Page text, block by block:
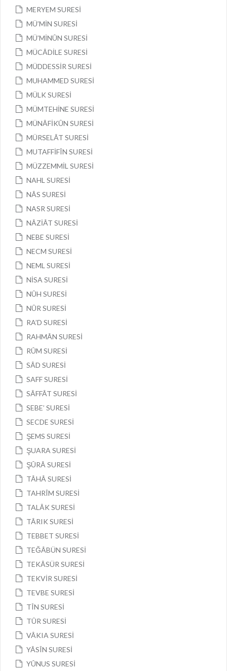
MERYEM SURESİ
MÜ’MİN SURESİ
MÜ’MİNÛN SURESİ
MÜCÂDİLE SURESİ
MÜDDESSİR SURESİ
MUHAMMED SURESİ
MÜLK SURESİ
MÜMTEHİNE SURESİ
MÜNÂFİKÛN SURESİ
MÜRSELÂT SURESİ
MUTAFFİFÎN SURESİ
MÜZZEMMİL SURESİ
NAHL SURESİ
NÂS SURESİ
NASR SURESİ
NÂZİÂT SURESİ
NEBE SURESİ
NECM SURESİ
NEML SURESİ
NİSA SURESİ
NÛH SURESİ
NÛR SURESİ
RA’D SURESİ
RAHMÂN SURESİ
RÛM SURESİ
SÂD SURESİ
SAFF SURESİ
SÂFFÂT SURESİ
SEBE’ SURESİ
SECDE SURESİ
ŞEMS SURESİ
ŞUARA SURESİ
ŞÛRÂ SURESİ
TÂHÂ SURESİ
TAHRÎM SURESİ
TALÂK SURESİ
TÂRIK SURESİ
TEBBET SURESİ
TEĞÂBÜN SURESİ
TEKÂSÜR SURESİ
TEKVİR SURESİ
TEVBE SURESİ
TÎN SURESİ
TÛR SURESİ
VÂKIA SURESİ
YÂSÎN SURESİ
YÛNUS SURESİ